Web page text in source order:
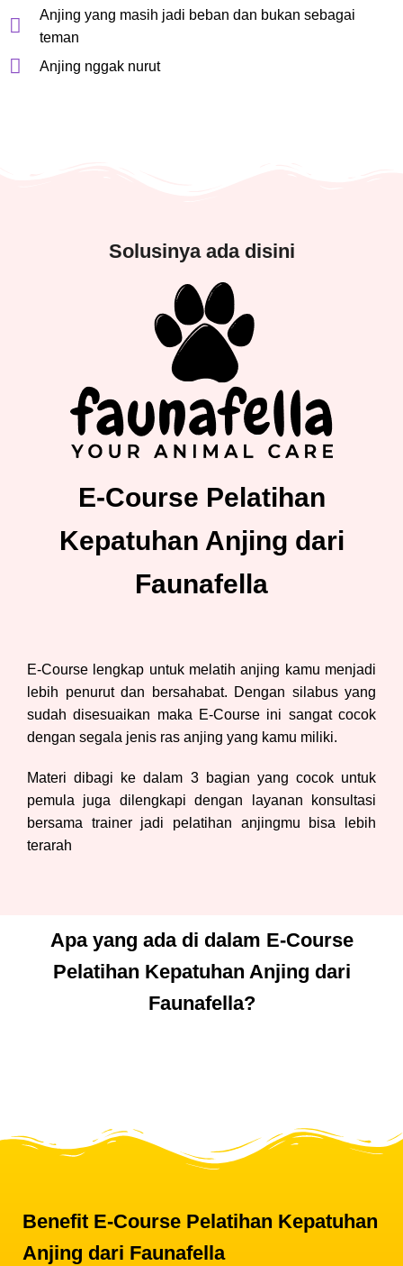
Anjing yang masih jadi beban dan bukan sebagai
teman
Anjing nggak nurut
Solusinya ada disini
E-Course Pelatihan
Kepatuhan Anjing dari
Faunafella
E-Course lengkap untuk melatih anjing kamu menjadi
lebih penurut dan bersahabat. Dengan silabus yang
sudah disesuaikan maka E-Course ini sangat cocok
dengan segala jenis ras anjing yang kamu miliki.
Materi dibagi ke dalam 3 bagian yang cocok untuk
pemula juga dilengkapi dengan layanan konsultasi
bersama trainer jadi pelatihan anjingmu bisa lebih
terarah
Apa yang ada di dalam E-Course
Pelatihan Kepatuhan Anjing dari
Faunafella?
Benefit E-Course Pelatihan Kepatuhan
Anjing dari Faunafella